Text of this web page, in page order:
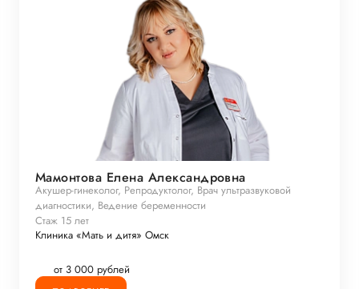
Мамонтова Елена Александровна
Акушер-гинеколог, Репродуктолог, Врач ультразвуковой
диагностики, Ведение беременности
Стаж 15 лет
Клиника «Мать и дитя» Омск
от 3 000 рублей